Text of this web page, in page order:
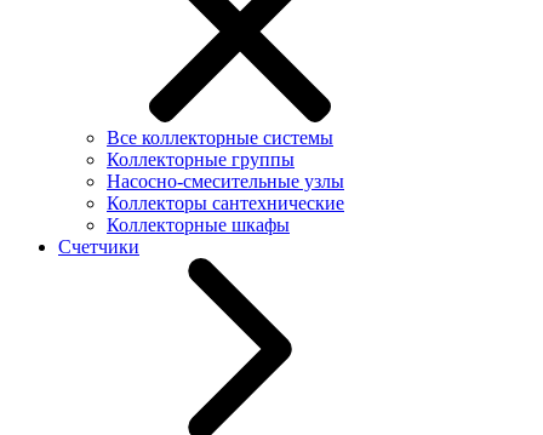
Все коллекторные системы
Коллекторные группы
Насосно-смесительные узлы
Коллекторы сантехнические
Коллекторные шкафы
Счетчики